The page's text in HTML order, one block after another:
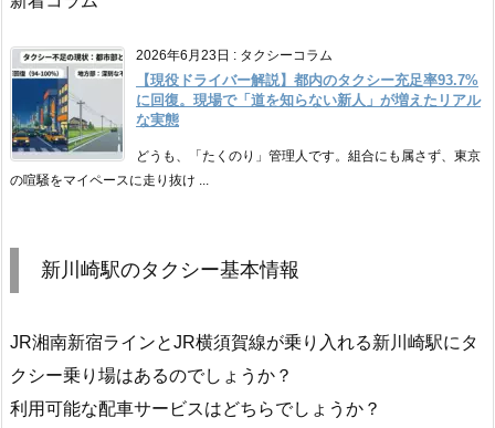
2026年6月23日 : タクシーコラム
【現役ドライバー解説】都内のタクシー充足率93.7%
に回復。現場で「道を知らない新人」が増えたリアル
な実態
どうも、「たくのり」管理人です。組合にも属さず、東京
の喧騒をマイペースに走り抜け ...
新川崎駅のタクシー基本情報
JR湘南新宿ラインとJR横須賀線が乗り入れる新川崎駅にタ
クシー乗り場はあるのでしょうか？
利用可能な配車サービスはどちらでしょうか？